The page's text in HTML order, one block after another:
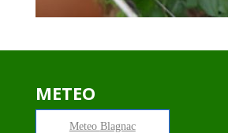
METEO
Meteo Blagnac